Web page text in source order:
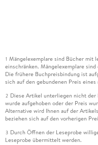
1 Mängelexemplare sind Bücher mit
einschränken. Mängelexemplare
Die frühere Buchpreisbindung ist
sich auf den gebundenen Preis eines
2 Diese Artikel unterliegen nicht
wurde aufgehoben oder der Preis
Alternative wird Ihnen auf der
beziehen sich auf den vorherigen
3 Durch Öffnen der Leseprobe
Leseprobe übermittelt werden.